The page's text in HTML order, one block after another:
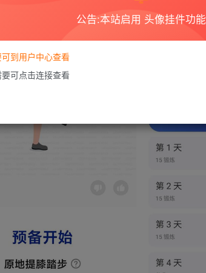
公告:本站启用 头像挂件功能
到用户中心查看
可点击连接查看